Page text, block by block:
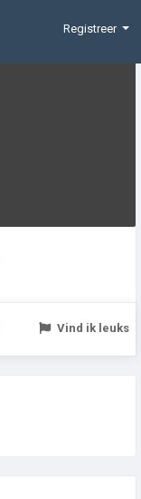
Registreer
Vind ik leuks